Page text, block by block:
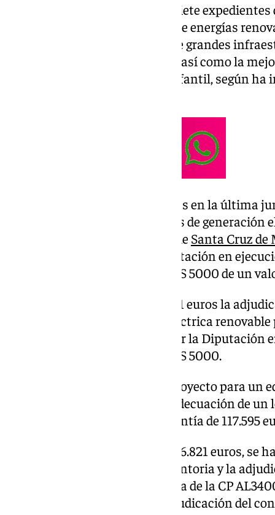
En concreto, se han aprobado siete
van a materializar la dotación de energías
municipales, la construcción de grandes
adecuación de un local público, así como la
creación de un nuevo parque infantil, según
Entre las actuaciones aprobadas en la última
adjudicación de la instalaciones de generación
autoconsumo en el municipio de Santa Cruz de
Mondújar, a realizar por la diputación en
seleccionadas en programa DUS 5000 de un
Además, con un coste de 129.591 euros la
instalaciones de generación eléctrica
municipio de Líjar, a realizar por la Diputación
seleccionadas en programa DUS 5000.
También, se ha adjudicado el proyecto para un
Antas por 1.238.869 euros y la adecuación de
pluviales en Chirivel, con la cuantía de 117.595
Por otro lado, con un total de 436.821 euros, se
urbanización calle San Juan Cantoria y la
rehabilitación del firme y mejora de la CP
190.233 euros, además de la adjudicación del